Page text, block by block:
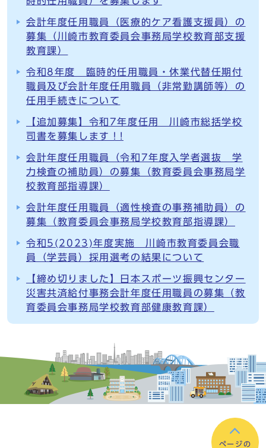
会計年度任用職員（医療的ケア看護支援員）の
募集（川崎市教育委員会事務局学校教育部支援
教育課）
令和8年度 臨時的任用職員・休業代替任期付
職員及び会計年度任用職員（非常勤講師等）の
任用手続きについて
【追加募集】令和7年度任用 川崎市総括学校
司書を募集します！!
会計年度任用職員（令和7年度入学者選抜 学
力検査の補助員）の募集（教育委員会事務局学
校教育部指導課）
会計年度任用職員（適性検査の事務補助員）の
募集（教育委員会事務局学校教育部指導課）
令和5(2023)年度実施 川崎市教育委員会職
員（学芸員）採用選考の結果について
【締め切りました】日本スポーツ振興センター
災害共済給付事務会計年度任用職員の募集（教
育委員会事務局学校教育部健康教育課）
ページの